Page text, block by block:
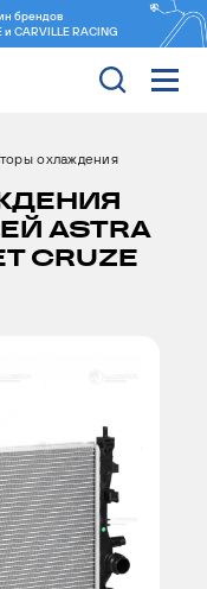
брендов
и CARVILLE RACING
охлаждения
ASTRA
CRUZE